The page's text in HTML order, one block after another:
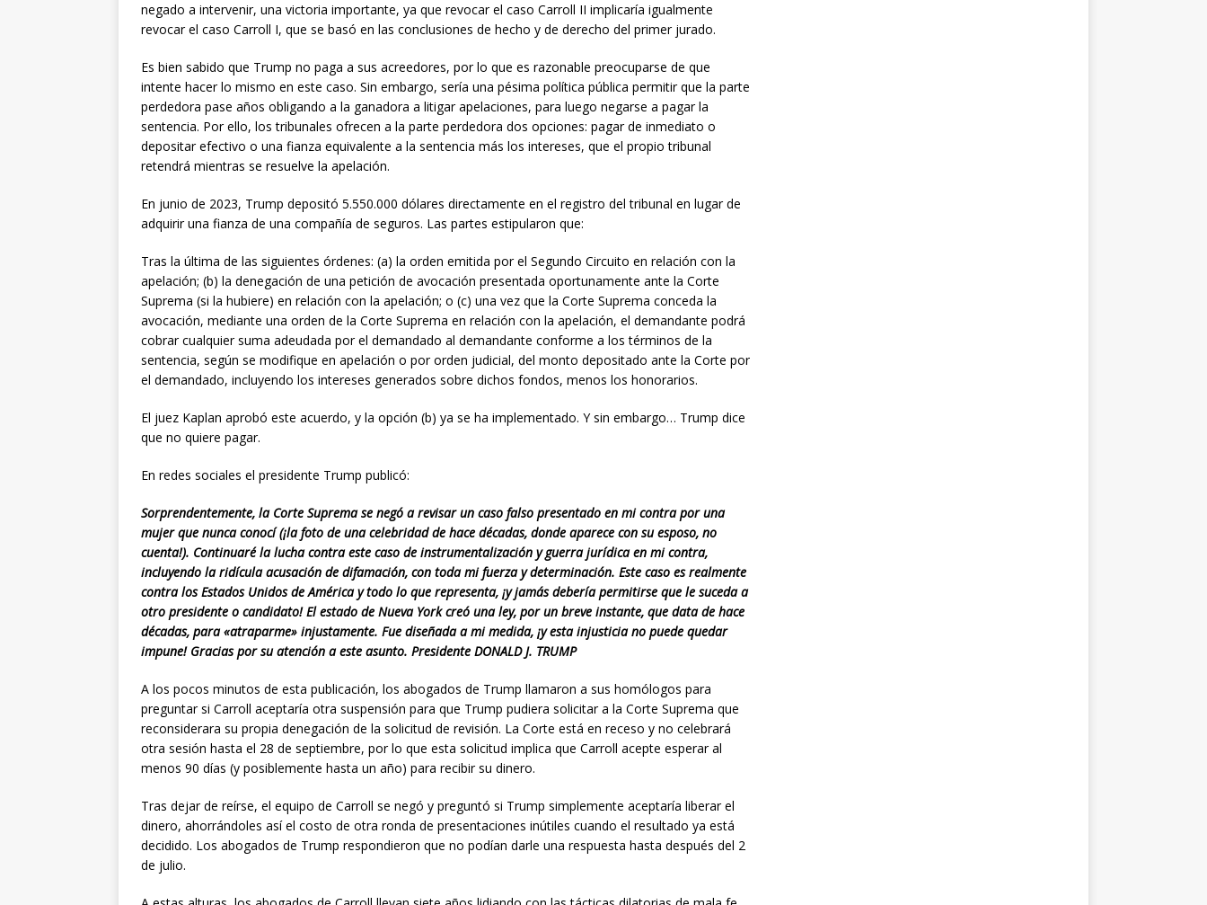
negado a intervenir, una victoria importante, ya que revocar el caso Carroll II implicaría igualmente
revocar el caso Carroll I, que se basó en las conclusiones de hecho y de derecho del primer jurado.
Es bien sabido que Trump no paga a sus acreedores, por lo que es razonable preocuparse de que
intente hacer lo mismo en este caso. Sin embargo, sería una pésima política pública permitir que la parte
perdedora pase años obligando a la ganadora a litigar apelaciones, para luego negarse a pagar la
sentencia. Por ello, los tribunales ofrecen a la parte perdedora dos opciones: pagar de inmediato o
depositar efectivo o una fianza equivalente a la sentencia más los intereses, que el propio tribunal
retendrá mientras se resuelve la apelación.
En junio de 2023, Trump depositó 5.550.000 dólares directamente en el registro del tribunal en lugar de
adquirir una fianza de una compañía de seguros. Las partes estipularon que:
Tras la última de las siguientes órdenes: (a) la orden emitida por el Segundo Circuito en relación con la
apelación; (b) la denegación de una petición de avocación presentada oportunamente ante la Corte
Suprema (si la hubiere) en relación con la apelación; o (c) una vez que la Corte Suprema conceda la
avocación, mediante una orden de la Corte Suprema en relación con la apelación, el demandante podrá
cobrar cualquier suma adeudada por el demandado al demandante conforme a los términos de la
sentencia, según se modifique en apelación o por orden judicial, del monto depositado ante la Corte por
el demandado, incluyendo los intereses generados sobre dichos fondos, menos los honorarios.
El juez Kaplan aprobó este acuerdo, y la opción (b) ya se ha implementado. Y sin embargo… Trump dice
que no quiere pagar.
En redes sociales el presidente Trump publicó:
Sorprendentemente, la Corte Suprema se negó a revisar un caso falso presentado en mi contra por una
mujer que nunca conocí (¡la foto de una celebridad de hace décadas, donde aparece con su esposo, no
cuenta!). Continuaré la lucha contra este caso de instrumentalización y guerra jurídica en mi contra,
incluyendo la ridícula acusación de difamación, con toda mi fuerza y ​​determinación. Este caso es realmente
contra los Estados Unidos de América y todo lo que representa, ¡y jamás debería permitirse que le suceda a
otro presidente o candidato! El estado de Nueva York creó una ley, por un breve instante, que data de hace
décadas, para «atraparme» injustamente. Fue diseñada a mi medida, ¡y esta injusticia no puede quedar
impune! Gracias por su atención a este asunto. Presidente DONALD J. TRUMP
A los pocos minutos de esta publicación, los abogados de Trump llamaron a sus homólogos para
preguntar si Carroll aceptaría otra suspensión para que Trump pudiera solicitar a la Corte Suprema que
reconsiderara su propia denegación de la solicitud de revisión. La Corte está en receso y no celebrará
otra sesión hasta el 28 de septiembre, por lo que esta solicitud implica que Carroll acepte esperar al
menos 90 días (y posiblemente hasta un año) para recibir su dinero.
Tras dejar de reírse, el equipo de Carroll se negó y preguntó si Trump simplemente aceptaría liberar el
dinero, ahorrándoles así el costo de otra ronda de presentaciones inútiles cuando el resultado ya está
decidido. Los abogados de Trump respondieron que no podían darle una respuesta hasta después del 2
de julio.